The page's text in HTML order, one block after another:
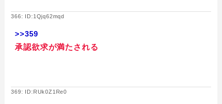
366: ID:1Qjq62mqd
>>359
承認欲求が満たされる
369: ID:RUk0Z1Re0